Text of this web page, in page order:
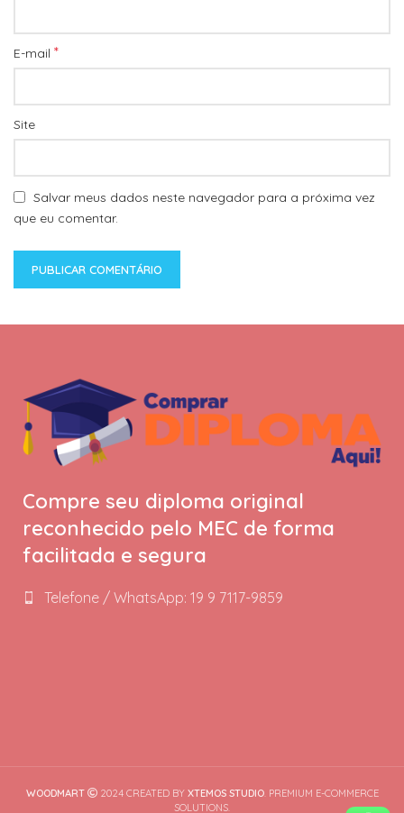
E-mail *
Site
Salvar meus dados neste navegador para a próxima vez
que eu comentar.
Compre seu diploma original
reconhecido pelo MEC de forma
facilitada e segura
Telefone / WhatsApp: 19 9 7117-9859
WOODMART 2024 CREATED BY XTEMOS STUDIO. PREMIUM E-COMMERCE
SOLUTIONS.